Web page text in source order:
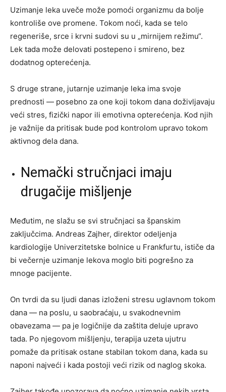
Uzimanje leka uveče može pomoći organizmu da bolje
kontroliše ove promene. Tokom noći, kada se telo
regeneriše, srce i krvni sudovi su u „mirnijem režimu“.
Lek tada može delovati postepeno i smireno, bez
dodatnog opterećenja.
S druge strane, jutarnje uzimanje leka ima svoje
prednosti — posebno za one koji tokom dana doživljavaju
veći stres, fizički napor ili emotivna opterećenja. Kod njih
je važnije da pritisak bude pod kontrolom upravo tokom
aktivnog dela dana.
Nemački stručnjaci imaju
drugačije mišljenje
Međutim, ne slažu se svi stručnjaci sa španskim
zaključcima. Andreas Zajher, direktor odeljenja
kardiologije Univerzitetske bolnice u Frankfurtu, ističe da
bi večernje uzimanje lekova moglo biti pogrešno za
mnoge pacijente.
On tvrdi da su ljudi danas izloženi stresu uglavnom tokom
dana — na poslu, u saobraćaju, u svakodnevnim
obavezama — pa je logičnije da zaštita deluje upravo
tada. Po njegovom mišljenju, terapija uzeta ujutru
pomaže da pritisak ostane stabilan tokom dana, kada su
naponi najveći i kada postoji veći rizik od naglog skoka.